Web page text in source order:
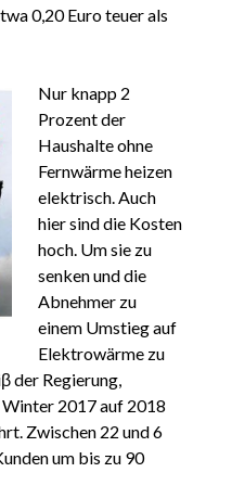
0,20 Euro teuer als
Nur knapp 2
Prozent der
Haushalte ohne
Fernwärme heizen
elektrisch. Auch
hier sind die Kosten
hoch. Um sie zu
senken und die
Abnehmer zu
einem Umstieg auf
Elektrowärme zu
der Regierung,
2017 auf 2018
Zwischen 22 und 6
um bis zu 90